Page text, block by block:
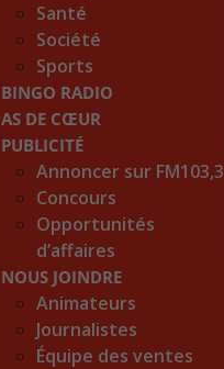
Santé
Société
Sports
BINGO RADIO
AS DE CŒUR
PUBLICITÉ
Annoncer sur FM103,3
Concours
Opportunités
d’affaires
NOUS JOINDRE
Animateurs
Journalistes
Équipe des ventes